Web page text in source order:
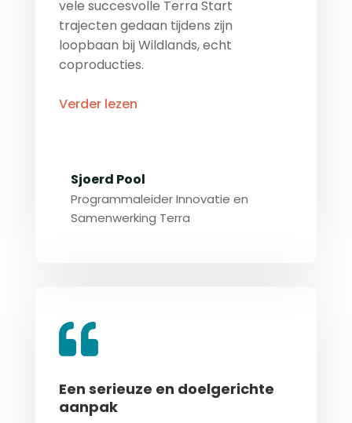
vele succesvolle Terra Start
trajecten gedaan tijdens zijn
loopbaan bij Wildlands, echt
coproducties.
Verder lezen
Sjoerd Pool
Programmaleider Innovatie en
Samenwerking Terra
Een serieuze en doelgerichte
aanpak